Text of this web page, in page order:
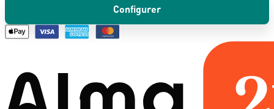
Configurer